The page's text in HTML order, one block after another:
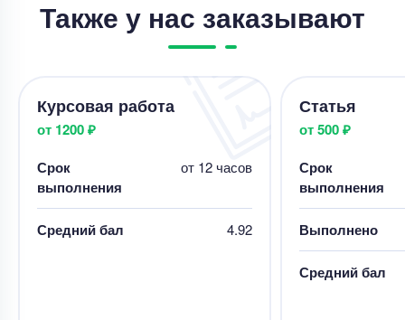
Также у нас заказывают
Курсовая работа
от 1200 ₽
Срок
выполнения
от 12 часов
Средний бал 4.92
Статья
от 500 ₽
Срок
выполнения
Выполнено
Средний бал